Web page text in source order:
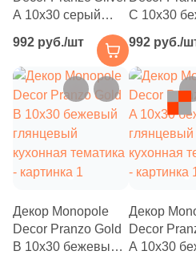
A 10x30 серый
кухонная тематика
992 руб./шт
C 10x30
кухонная
992 руб./
Декор Monopole
Decor Pranzo Gold
B 10x30 бежевый
Декор
Decor
A 10x30